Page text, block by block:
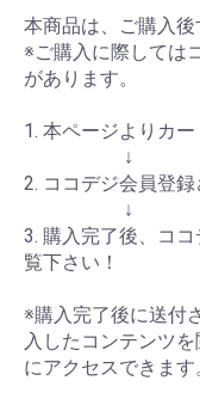
本商品は、ご購入後
※ご購入に際しては
があります。
1. 本ページよりカ
↓
2. ココデジ会員登
↓
3. 購入完了後、コ
覧下さい！
※購入完了後に送付
入したコンテンツ
にアクセスできます